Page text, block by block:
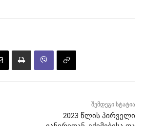
შემდეგი სტატია
2023 წლის პირველი